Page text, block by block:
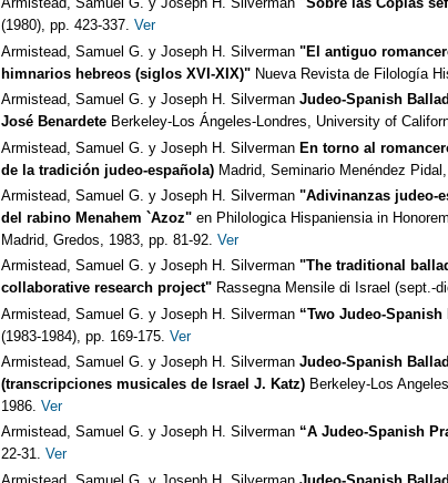
(1980), pp. 423-337. Ver
Armistead, Samuel G. y Joseph H. Silverman "El antiguo
himnarios hebreos (siglos XVI-XIX)" Nueva Revista de Filología
Armistead, Samuel G. y Joseph H. Silverman Judeo-Spanish
José Benardete Berkeley-Los Ángeles-Londres, University of
Armistead, Samuel G. y Joseph H. Silverman En torno al
de la tradición judeo-española) Madrid, Seminario Menéndez Pidal,
Armistead, Samuel G. y Joseph H. Silverman "Adivinanzas judeo-
del rabino Menahem `Azoz" en Philologica Hispaniensia in
Madrid, Gredos, 1983, pp. 81-92. Ver
Armistead, Samuel G. y Joseph H. Silverman "The traditional
collaborative research project" Rassegna Mensile di Israel (sept.-
Armistead, Samuel G. y Joseph H. Silverman “Two Judeo-
(1983-1984), pp. 169-175. Ver
Armistead, Samuel G. y Joseph H. Silverman Judeo-Spanish
(transcripciones musicales de Israel J. Katz) Berkeley-Los
1986. Ver
Armistead, Samuel G. y Joseph H. Silverman “A Judeo-Spanish
22-31. Ver